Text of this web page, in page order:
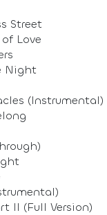
Street
Love
Night
(Instrumental)
II (Full Version)